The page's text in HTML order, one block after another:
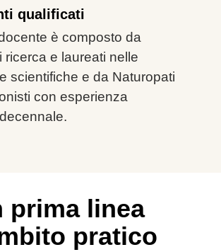
qualificati
è composto da
ricerca e laureati nelle
scientifiche e da Naturopati
con esperienza
prima linea
pratico